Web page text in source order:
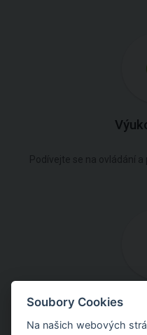
Podívejte se na ovládání
Soubory Cookies
Na našich webových